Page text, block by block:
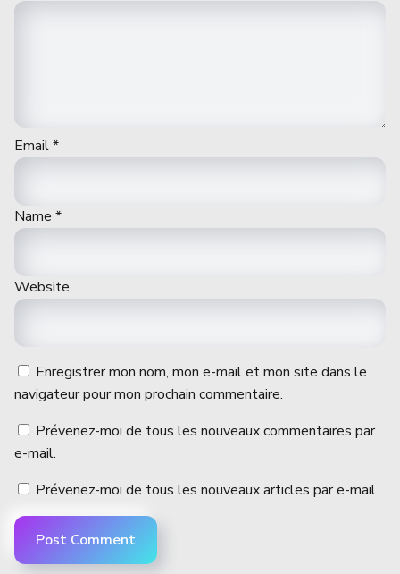
Email*
Name *
Website
Enregistrer mon nom, mon e-mail et mon site dans le
navigateur pour mon prochain commentaire.
Prévenez-moi de tous les nouveaux commentaires par
e-mail.
Prévenez-moi de tous les nouveaux articles par e-mail.